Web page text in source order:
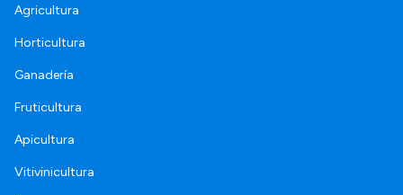
Agricultura
Horticultura
Ganadería
Fruticultura
Apicultura
Vitivinicultura